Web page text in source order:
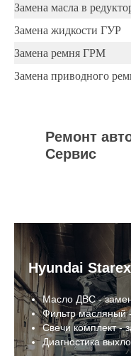
Замена масла в
Замена жидкости ГУР
Замена ремня ГРМ
Замена приводного
Ремонт
Сервис
Hyundai
Масло ДВС -
Фильтр масляный
Свечи комплект -
Диагностика